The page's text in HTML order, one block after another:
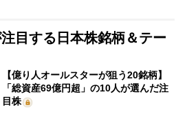
注目する日本株銘柄＆テー
【億り人オールスターが狙う20銘柄】
「総資産69億円超」の10人が選んだ注
目株